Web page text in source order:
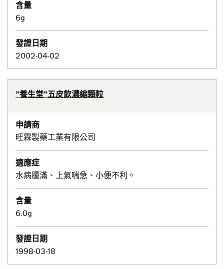
含量
6g
發證日期
2002-04-02
”養生堂”五皮飲濃縮顆粒
申請商
旺霖製藥工業有限公司
適應症
水病腫滿、上氣喘急、小便不利。
含量
6.0g
發證日期
1998-03-18